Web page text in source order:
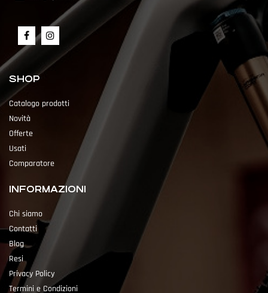
SHOP
Catalogo prodotti
Novità
Offerte
Usati
Comparatore
INFORMAZIONI
Chi siamo
Contatti
Blog
Resi
Privacy Policy
Termini e Condizioni